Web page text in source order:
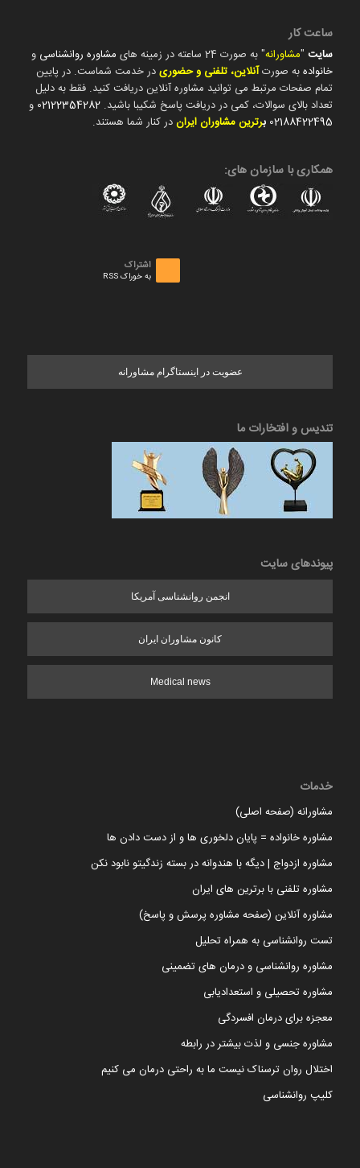
ساعت کار
سایت"مشاورانه" به صورت 24 ساعته در زمینه های مشاوره روانشناسی و
خانوادهبه صورتآنلاین، تلفنی و حضوریدر خدمت شماست. در پایین
تمام صفحات مرتبط می توانید مشاوره آنلاین دریافت کنید. فقط به دلیل
تعداد بالای سوالات، کمی در دریافت پاسخ شکیبا باشید. 02122354282 و
02188422495 برترین مشاوران ایراندر کنار شما هستند.
همکاری با سازمان های:
اشتراک
به خوراک RSS
عضویت در اینستاگرام مشاورانه
تندیس و افتخارات ما
پیوندهای سایت
انجمن روانشناسی آمریکا
کانون مشاوران ایران
Medical news
خدمات
مشاورانه (صفحه اصلی)
مشاوره خانواده = پایان دلخوری ها و از دست دادن ها
مشاوره ازدواج | دیگه با هندوانه در بسته زندگیتو نابود نکن
مشاوره تلفنی با برترین های ایران
مشاوره آنلاین (صفحه مشاوره پرسش و پاسخ)
تست روانشناسی به همراه تحلیل
مشاوره روانشناسی و درمان های تضمینی
مشاوره تحصیلی و استعدادیابی
معجزه برای درمان افسردگی
مشاوره جنسی و لذت بیشتر در رابطه
اختلال روان ترسناک نیست ما به راحتی درمان می کنیم
کلیپ روانشناسی